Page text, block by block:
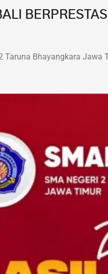
Taruna Bhayangkara Jawa